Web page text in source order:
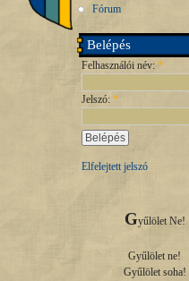
Fórum
Belépés
Felhasználói név: *
Jelszó: *
Elfelejtett jelszó
Gyűlölet Ne!
Gyűlölet ne!
Gyűlölet soha!